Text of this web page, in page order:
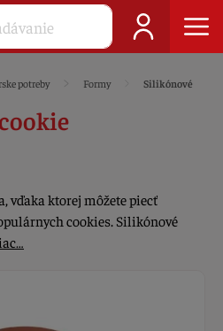
potreby Formy Silikónové
vďaka ktorej môžete piecť
cookies. Silikónové